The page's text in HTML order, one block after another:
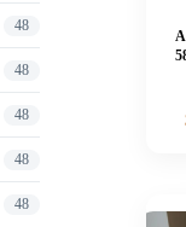
48
48
48
48
48